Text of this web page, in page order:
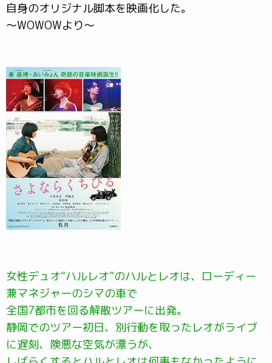
自身のオリジナル脚本を映画化した。
～WOWOWより～
女性デュオ“ハルレオ”のハルとレオは、ローディー
兼マネジャーのシマの車で
全国7都市を回る解散ツアーに出発。
静岡でのツアー初日、別行動を取ったレオがライブ
に遅刻、険悪な空気が漂うが、